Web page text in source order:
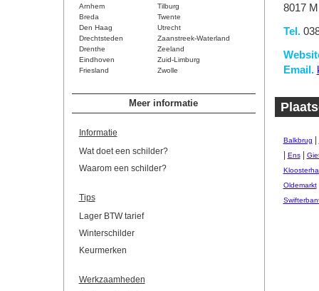
Arnhem
Tilburg
Breda
Twente
Den Haag
Utrecht
Drechtsteden
Zaanstreek-Waterland
Drenthe
Zeeland
Eindhoven
Zuid-Limburg
Friesland
Zwolle
Meer informatie
Informatie
Wat doet een schilder?
Waarom een schilder?
Tips
Lager BTW tarief
Winterschilder
Keurmerken
Werkzaamheden
8017
Tel.
Email.
Balkbrug
Ens|
Oldemarkt